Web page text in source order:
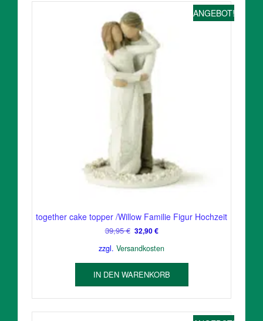
ANGEBOT!
together cake topper /Willow Familie Figur Hochzeit
39,95€ Ursprünglicher
war:
39,95 €
32,90€Aktueller
ist:
32,90 €.
zzgl. Versandkosten
IN DEN WARENKORB